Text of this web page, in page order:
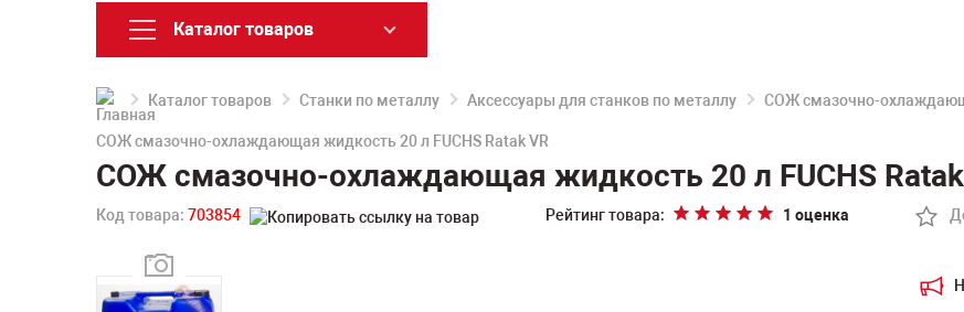
Каталог товаров
Каталог товаров Станки по металлу Аксессуары для станков по металлу СОЖ смазочно-
СОЖ смазочно-охлаждающая жидкость 20 л FUCHS Ratak VR
СОЖ смазочно-охлаждающая жидкость 20 л FUCHS Ratak
Код товара: 703854 Рейтинг товара: 1 оценка